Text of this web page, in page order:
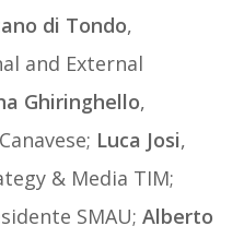
di Tondo,
and External
Ghiringhello,
Luca Josi,
& Media TIM;
SMAU; Alberto